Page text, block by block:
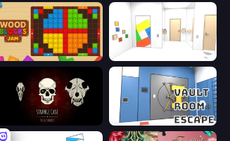
Wood Blocks Jam Mirror Room Escape
Vault Room Escape